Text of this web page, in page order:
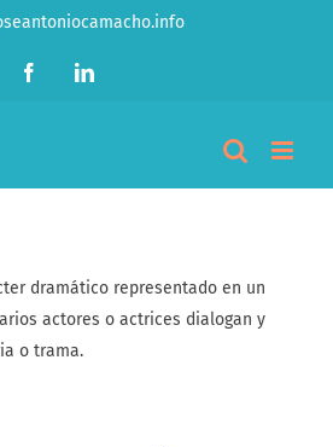
FacebookLinkedIn
dramático representado en un
actores o actrices dialogan y
o trama.